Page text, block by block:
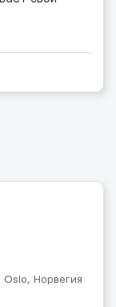
Oslo, Норвегия